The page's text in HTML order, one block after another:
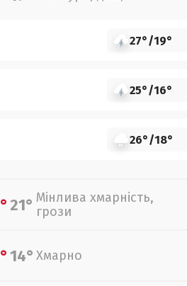
27°/19°
25°/16°
26°/18°
21° Мінлива хмарність,
грози
14° Хмарно